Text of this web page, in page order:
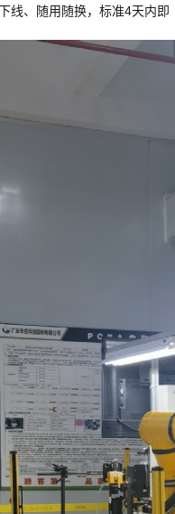
线、随用随换，标准4天内即